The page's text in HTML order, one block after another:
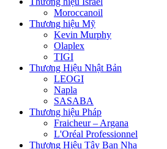
Moroccanoil
Thương hiệu Mỹ
Kevin Murphy
Olaplex
TIGI
Thương Hiệu Nhật Bản
LEOGI
Napla
SASABA
Thương hiệu Pháp
Fraicheur – Argana
L'Oréal Professionnel
Thương Hiệu Tây Ban Nha